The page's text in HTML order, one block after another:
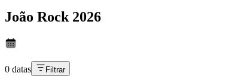
João Rock 2026
0 datas Filtrar